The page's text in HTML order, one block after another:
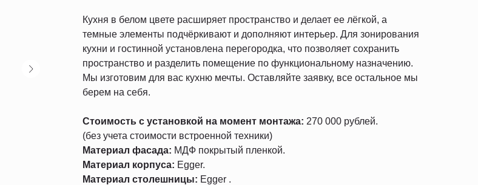
Кухня в белом цвете расширяет пространство и делает ее лёгкой, а
темные элементы подчёркивают и дополняют интерьер. Для зонирования
кухни и гостинной установлена перегородка, что позволяет сохранить
пространство и разделить помещение по функциональному назначению.
Мы изготовим для вас кухню мечты. Оставляйте заявку, все остальное мы
берем на себя.
Стоимость с установкой на момент монтажа: 270 000 рублей.
(без учета стоимости встроенной техники)
Материал фасада: МДФ покрытый пленкой.
Материал корпуса: Egger.
Материал столешницы: Egger .